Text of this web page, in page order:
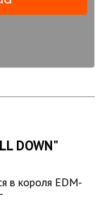
DOWN"
в короля EDM-